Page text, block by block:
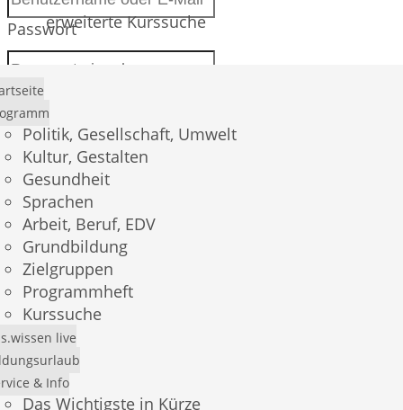
erweiterte Kurssuche
Politik, Gesellschaft, Umwelt
Kultur, Gestalten
Gesundheit
Sprachen
Arbeit, Beruf, EDV
Grundbildung
Zielgruppen
Programmheft
Kurssuche
live
& Info
Das Wichtigste in Kürze
Passwort
Anmelden
Passwort vergessen?
Registrierung
E-Mail *